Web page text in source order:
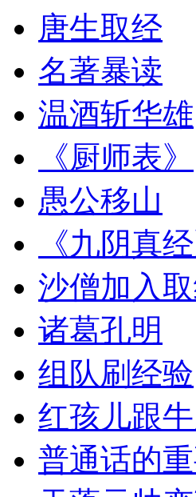
唐生取经
名著暴读
温酒斩华雄
《厨师表》
愚公移山
《九阴真经
沙僧加入
诸葛孔明
组队刷经验
红孩儿跟
普通话的